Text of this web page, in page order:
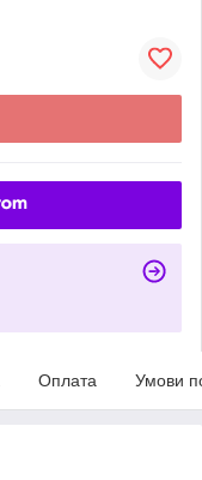
Оплата Умови